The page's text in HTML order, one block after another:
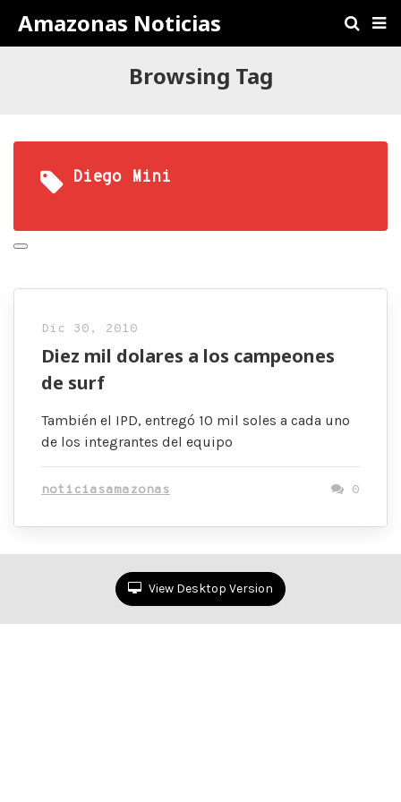
Amazonas Noticias
Browsing Tag
Diego Mini
Dic 30, 2010
Diez mil dolares a los campeones
de surf
También el IPD, entregó 10 mil soles a cada uno
de los integrantes del equipo
noticiasamazonas 0
View Desktop Version